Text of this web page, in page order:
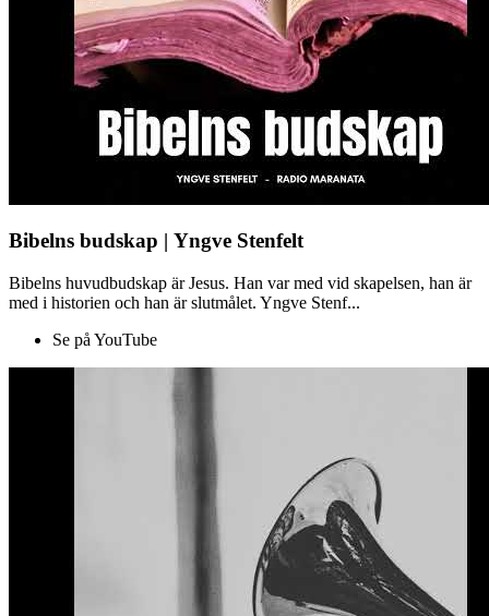
Bibelns budskap | Yngve Stenfelt
Bibelns huvudbudskap är Jesus. Han var med vid skapelsen, han är
med i historien och han är slutmålet. Yngve Stenf...
Se på YouTube